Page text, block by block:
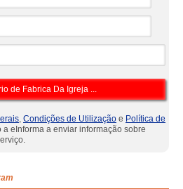
, Condições de Utilização e Política de
a eInforma a enviar informação sobre